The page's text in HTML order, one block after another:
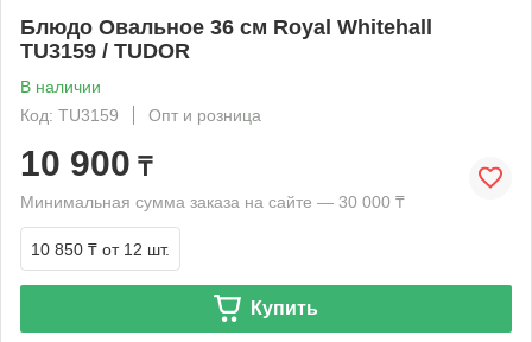
Блюдо Овальное 36 см Royal Whitehall
TU3159 / TUDOR
В наличии
Код: TU3159
Опт и розница
10 900 ₸
Минимальная сумма заказа на сайте — 30 000 ₸
10 850 ₸ от 12 шт.
Купить